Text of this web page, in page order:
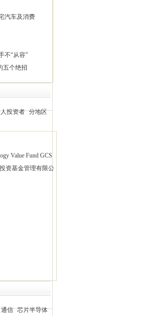
汽车及消费
不“从容”
五个绝招
投资者 分地区
Value Fund GCS
资基金管理有限公
通信 芯片半导体